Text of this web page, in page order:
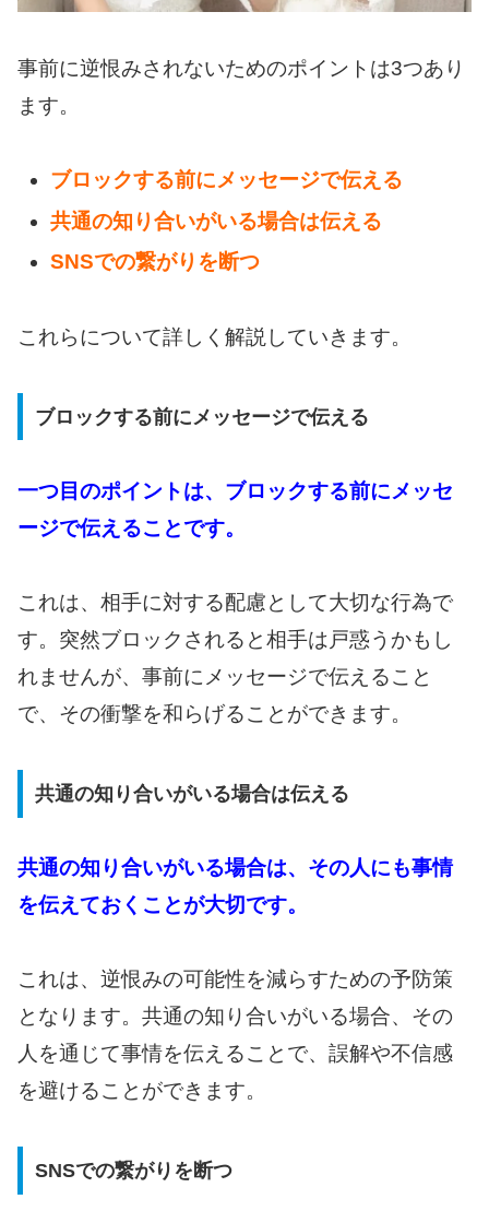
事前に逆恨みされないためのポイントは3つあり
ます。
ブロックする前にメッセージで伝える
共通の知り合いがいる場合は伝える
SNSでの繋がりを断つ
これらについて詳しく解説していきます。
ブロックする前にメッセージで伝える
一つ目のポイントは、ブロックする前にメッセ
ージで伝えることです。
これは、相手に対する配慮として大切な行為で
す。突然ブロックされると相手は戸惑うかもし
れませんが、事前にメッセージで伝えること
で、その衝撃を和らげることができます。
共通の知り合いがいる場合は伝える
​​共通の知り合いがいる場合は、その人にも事情
を伝えておくことが大切です。
これは、逆恨みの可能性を減らすための予防策
となります。共通の知り合いがいる場合、その
人を通じて事情を伝えることで、誤解や不信感
を避けることができます。
SNSでの繋がりを断つ